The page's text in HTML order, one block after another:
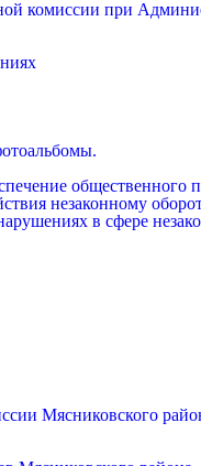
комиссии при
общественного
незаконному
в сфере
Мясниковского